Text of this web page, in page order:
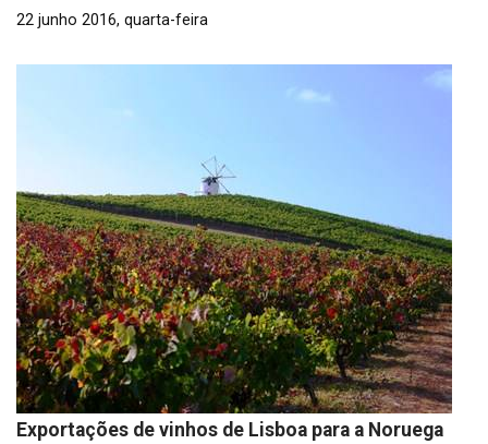
22 junho 2016, quarta-feira
Exportações de vinhos de Lisboa para a Noruega